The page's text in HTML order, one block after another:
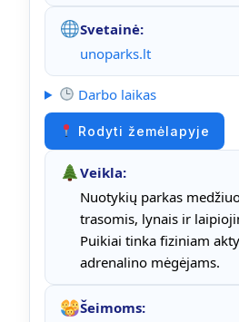
Svetainė:
unoparks.lt
Darbo laikas
Rodyti žemėlapyje
Veikla:
Nuotykių parkas
trasomis, lynais ir
Puikiai tinka fiziniam
adrenalino mėgėjams.
Šeimoms: